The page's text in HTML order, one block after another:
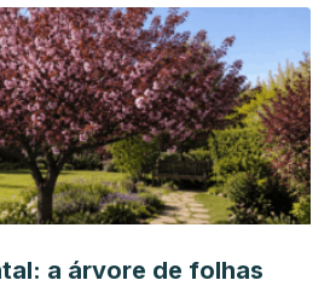
a árvore de folhas